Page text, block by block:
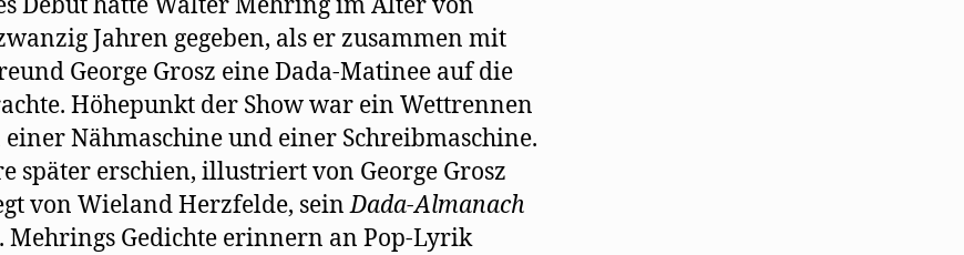
Jahren gegeben, als er zusammen mit
George Grosz eine Dada-Matinee auf die
Höhepunkt der Show war ein Wettrennen
Nähmaschine und einer Schreibmaschine.
später erschien, illustriert von George Grosz
von Wieland Herzfelde, seinDada-Almanach
Mehrings Gedichte erinnern an Pop-Lyrik